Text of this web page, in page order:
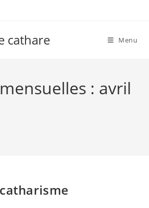
cathare Menu
: avril